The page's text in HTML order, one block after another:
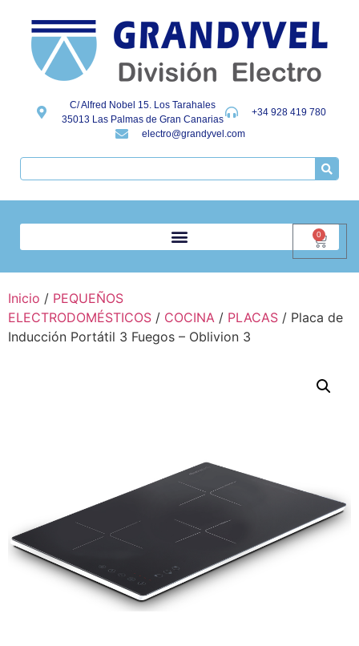
C/ Alfred Nobel 15. Los Tarahales
35013 Las Palmas de Gran Canarias
+34 928 419 780
electro@grandyvel.com
0
Inicio / PEQUEÑOS
ELECTRODOMÉSTICOS / COCINA / PLACAS / Placa de
Inducción Portátil 3 Fuegos – Oblivion 3